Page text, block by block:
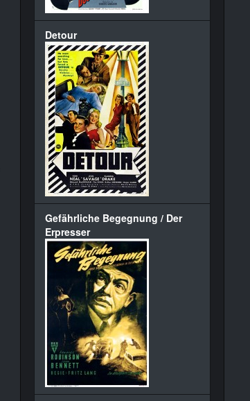
Detour
Gefährliche Begegnung / Der
Erpresser